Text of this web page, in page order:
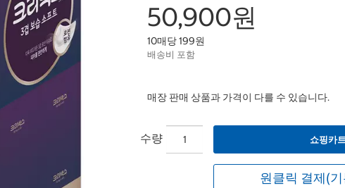
50,900원
10매당 199원
배송비 포함
매장 판매 상품과 가격이 다를 수 있습니다.
수량 쇼핑카
원클릭 결제(